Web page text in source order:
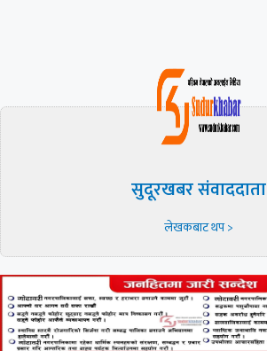
सुदूरखबर संवाददाता
लेखकबाट थप >